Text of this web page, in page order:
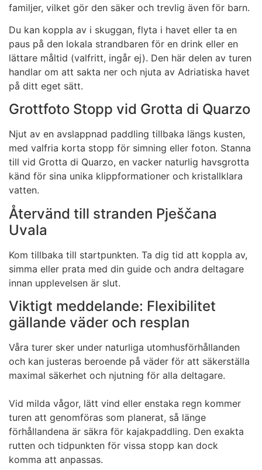
familjer, vilket gör den säker och trevlig även för barn.
Du kan koppla av i skuggan, flyta i havet eller ta en
paus på den lokala strandbaren för en drink eller en
lättare måltid (valfritt, ingår ej). Den här delen av turen
handlar om att sakta ner och njuta av Adriatiska havet
på ditt eget sätt.
Grottfoto Stopp vid Grotta di Quarzo
Njut av en avslappnad paddling tillbaka längs kusten,
med valfria korta stopp för simning eller foton. Stanna
till vid Grotta di Quarzo, en vacker naturlig havsgrotta
känd för sina unika klippformationer och kristallklara
vatten.
Återvänd till stranden Pješčana
Uvala
Kom tillbaka till startpunkten. Ta dig tid att koppla av,
simma eller prata med din guide och andra deltagare
innan upplevelsen är slut.
Viktigt meddelande: Flexibilitet
gällande väder och resplan
Våra turer sker under naturliga utomhusförhållanden
och kan justeras beroende på väder för att säkerställa
maximal säkerhet och njutning för alla deltagare.
Vid milda vågor, lätt vind eller enstaka regn kommer
turen att genomföras som planerat, så länge
förhållandena är säkra för kajakpaddling. Den exakta
rutten och tidpunkten för vissa stopp kan dock
komma att anpassas.